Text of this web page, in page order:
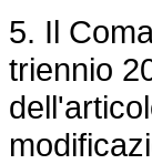
5. Il
triennio